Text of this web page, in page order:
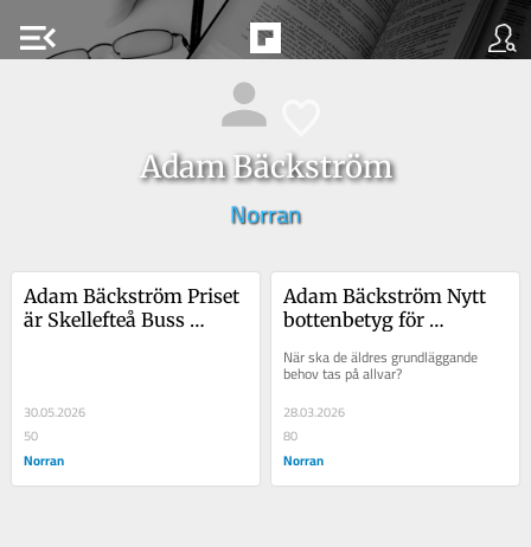
menu_open
Adam Bäckström
Norran
Adam Bäckström Priset
är Skellefteå Buss
30.05.2026
50
Norran
Adam Bäckström Nytt
bottenbetyg för
Skellefteå
När ska de äldres grundläggande
behov tas på allvar?
28.03.2026
80
Norran